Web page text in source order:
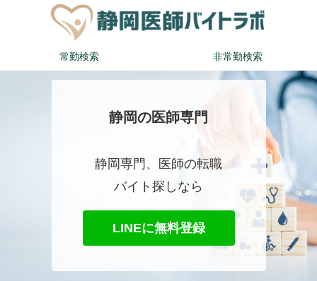
常勤検索 非常勤検索
静岡の医師専門
静岡専門、医師の転職
バイト探しなら
LINEに無料登録